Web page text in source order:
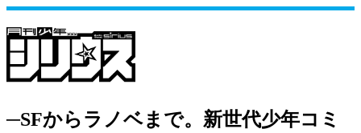
─SFからラノベまで。新世代少年コミ